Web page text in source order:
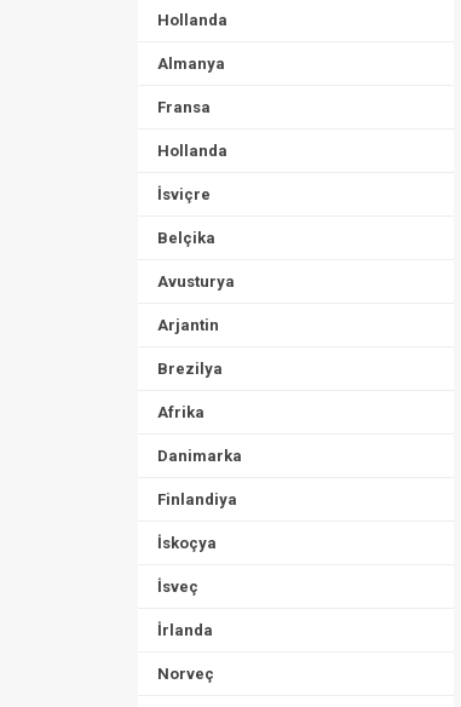
Hollanda
Almanya
Fransa
Hollanda
İsviçre
Belçika
Avusturya
Arjantin
Brezilya
Afrika
Danimarka
Finlandiya
İskoçya
İsveç
İrlanda
Norveç